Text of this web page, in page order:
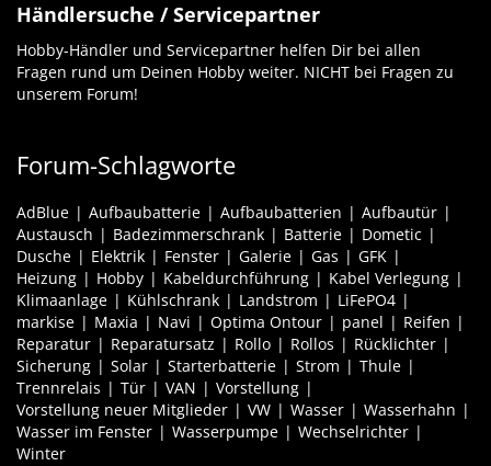
Händlersuche / Servicepartner
Hobby-Händler und Servicepartner helfen Dir bei allen
Fragen rund um Deinen Hobby weiter. NICHT bei Fragen zu
unserem Forum!
Forum-Schlagworte
AdBlue Aufbaubatterie Aufbaubatterien
Aufbautür
Austausch
Badezimmerschrank Batterie
Dometic
Dusche
Elektrik Fenster Galerie Gas
GFK
Heizung
Hobby Kabeldurchführung
Kabel Verlegung
Klimaanlage
Kühlschrank Landstrom
LiFePO4
markise
Maxia Navi Optima Ontour panel
Reifen
Reparatur
Reparatursatz Rollo Rollos
Rücklichter
Sicherung
Solar Starterbatterie Strom
Thule
Trennrelais
Tür VAN
Vorstellung
Vorstellung neuer Mitglieder
VW Wasser
Wasserhahn
Wasser im Fenster
Wasserpumpe
Wechselrichter
Winter